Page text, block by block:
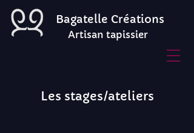
Bagatelle Créations
Artisan tapissier
Les stages/ateliers